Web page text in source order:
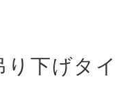
り下げタ